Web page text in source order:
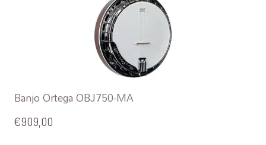
Banjo Ortega OBJ750-MA
€909,00